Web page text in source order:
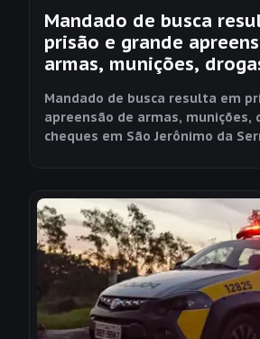
Mandado de busca
prisão e grande
armas, munições,
Mandado de busca resulta em
apreensão de armas, munições,
cheques em São Jerônimo da